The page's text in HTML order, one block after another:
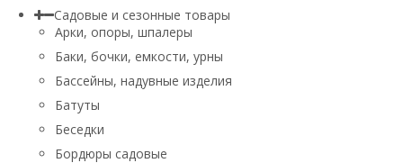
Садовые и сезонные товары
Арки, опоры, шпалеры
Баки, бочки, емкости, урны
Бассейны, надувные изделия
Батуты
Беседки
Бордюры садовые